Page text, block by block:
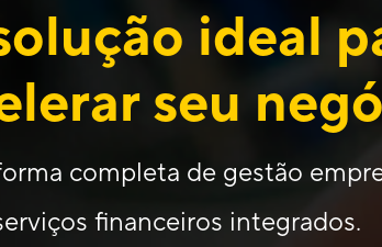
ideal
seu
completa de gestão
financeiros integrados.